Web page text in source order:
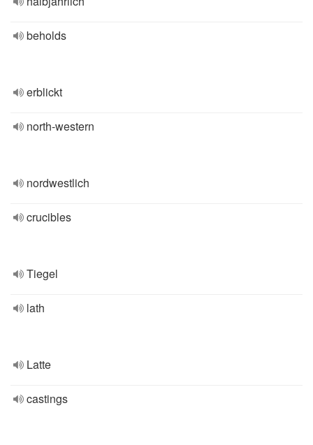
beholds
erblickt
north-western
nordwestlich
crucibles
Tiegel
lath
Latte
castings